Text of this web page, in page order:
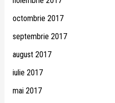
octombrie 2017
septembrie 2017
august 2017
iulie 2017
mai 2017